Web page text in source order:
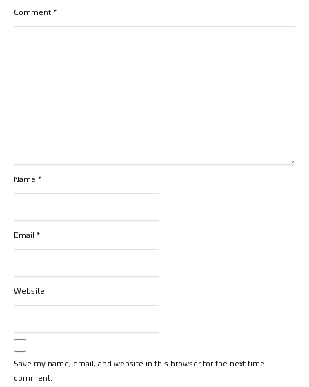
Comment*
Name*
Email*
Website
Save my name, email, and website in this browser for the next time I
comment.